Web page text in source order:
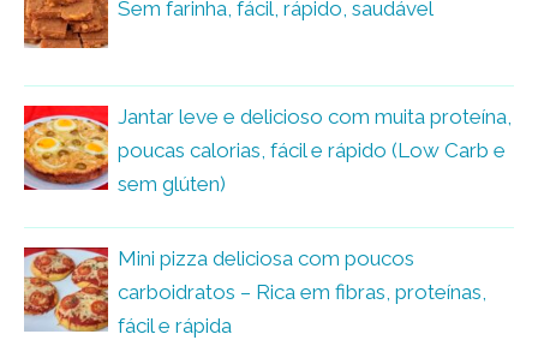
Sem farinha, fácil, rápido, saudável
Jantar leve e delicioso com muita proteína,
poucas calorias, fácil e rápido (Low Carb e
sem glúten)
Mini pizza deliciosa com poucos
carboidratos – Rica em fibras, proteínas,
fácil e rápida